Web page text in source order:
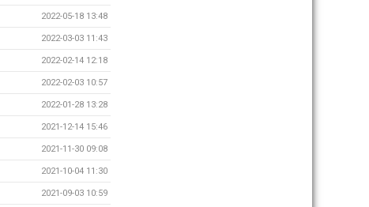
2022-05-18 13:48
2022-03-03 11:43
2022-02-14 12:18
2022-02-03 10:57
2022-01-28 13:28
2021-12-14 15:46
2021-11-30 09:08
2021-10-04 11:30
2021-09-03 10:59